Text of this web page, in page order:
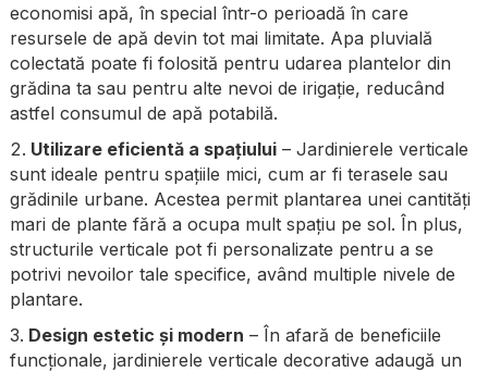
economisi apă, în special într-o perioadă în care
resursele de apă devin tot mai limitate. Apa pluvială
colectată poate fi folosită pentru udarea plantelor din
grădina ta sau pentru alte nevoi de irigație, reducând
astfel consumul de apă potabilă.
Utilizare eficientă a spațiului– Jardinierele verticale
sunt ideale pentru spațiile mici, cum ar fi terasele sau
grădinile urbane. Acestea permit plantarea unei cantități
mari de plante fără a ocupa mult spațiu pe sol. În plus,
structurile verticale pot fi personalizate pentru a se
potrivi nevoilor tale specifice, având multiple nivele de
plantare.
Design estetic și modern – În afară de beneficiile
funcționale, jardinierele verticale decorative adaugă un